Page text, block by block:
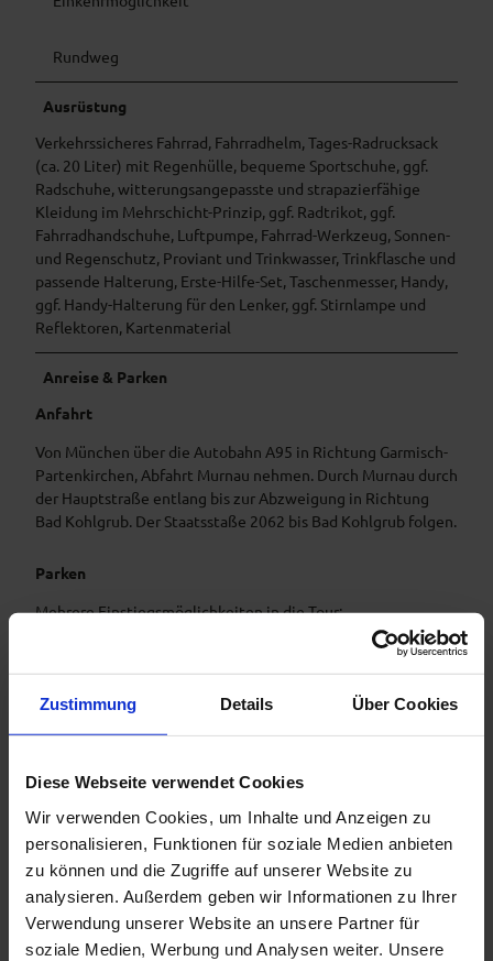
Zustimmung Details Über Cookies
Diese Webseite verwendet Cookies
Wir verwenden Cookies, um Inhalte und Anzeigen zu
personalisieren, Funktionen für soziale Medien anbieten
zu können und die Zugriffe auf unserer Website zu
analysieren. Außerdem geben wir Informationen zu Ihrer
Verwendung unserer Website an unsere Partner für
soziale Medien, Werbung und Analysen weiter. Unsere
Rundweg
Ausrüstung
Verkehrssicheres Fahrrad, Fahrradhelm, Tages-Radrucksack
(ca. 20 Liter) mit Regenhülle, bequeme Sportschuhe, ggf.
Radschuhe, witterungsangepasste und strapazierfähige
Kleidung im Mehrschicht-Prinzip, ggf. Radtrikot, ggf.
Fahrradhandschuhe, Luftpumpe, Fahrrad-Werkzeug, Sonnen-
und Regenschutz, Proviant und Trinkwasser, Trinkflasche und
passende Halterung, Erste-Hilfe-Set, Taschenmesser, Handy,
ggf. Handy-Halterung für den Lenker, ggf. Stirnlampe und
Reflektoren, Kartenmaterial
Anreise & Parken
Anfahrt
Von München über die Autobahn A95 in Richtung Garmisch-
Partenkirchen, Abfahrt Murnau nehmen. Durch Murnau durch
der Hauptstraße entlang bis zur Abzweigung in Richtung
Bad Kohlgrub. Der Staatsstaße 2062 bis Bad Kohlgrub folgen.
Parken
Mehrere Einstiegsmöglichkeiten in die Tour:
Öffentliche Verkehrsmittel
Ab München bestehen stündliche Bahnverbindungen nach
Bad Kohlgrub mit Umstieg in Murnau.
Bahnhaltestellen entlang der Route: Uffing, Bad Kohlgrub,
Saulgrub, Altenau